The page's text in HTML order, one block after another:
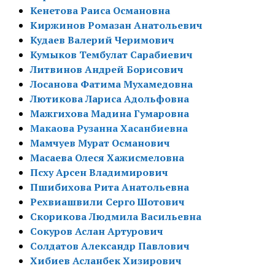
Кенетова Раиса Османовна
Киржинов Ромазан Анатольевич
Кудаев Валерий Черимович
Кумыков Тембулат Сарабиевич
Литвинов Андрей Борисович
Лосанова Фатима Мухамедовна
Лютикова Лариса Адольфовна
Мажгихова Мадина Гумаровна
Макаова Рузанна Хасанбиевна
Мамчуев Мурат Османович
Масаева Олеся Хажисмеловна
Псху Арсен Владимирович
Пшибихова Рита Анатольевна
Рехвиашвили Серго Шотович
Скорикова Людмила Васильевна
Сокуров Аслан Артурович
Солдатов Александр Павлович
Хибиев Асланбек Хизирович